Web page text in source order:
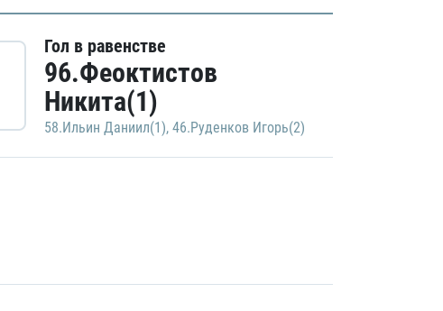
Гол в равенстве
96.Феоктистов
Никита(1)
58.Ильин Даниил(1), 46.Руденков Игорь(2)